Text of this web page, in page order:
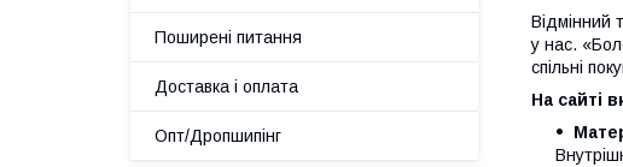
Відмінний
у нас.
спільні
На сайті
Поширені питання
Доставка і оплата
Опт/Дропшипінг